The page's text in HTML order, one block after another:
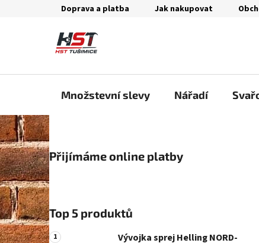
Doprava a platba Jak nakupovat
Množstevní slevy Nářadí
P
o
s
t
r
a
n
Přijímáme online platby
Top 5 produktů
Vývojka sprej Helling NORD-